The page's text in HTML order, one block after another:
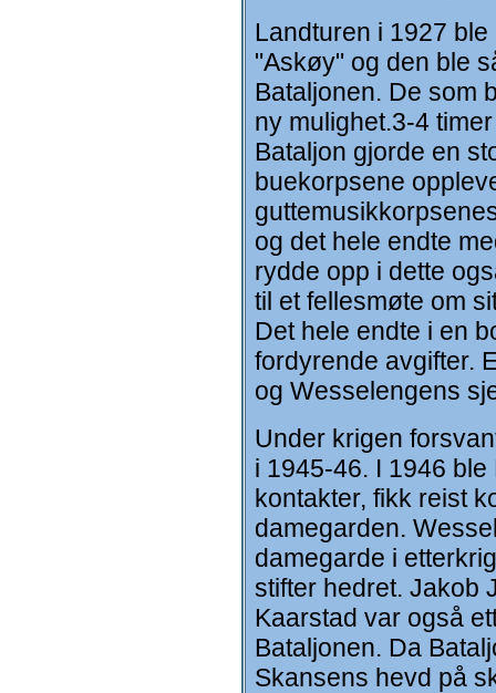
Landturen i 1927
"Askøy" og den ble
Bataljonen. De som
ny mulighet.3-4
Bataljon gjorde en
buekorpsene
og det hele endte
rydde opp i dette
til et fellesmøte om
Det hele endte i en
fordyrende avgifter.
og Wesselengens
Under krigen
i 1945-46. I 1946
kontakter, fikk reist
damegarden.
damegarde i
stifter hedret. Jakob
Kaarstad var også
Bataljonen. Da
Skansens hevd på